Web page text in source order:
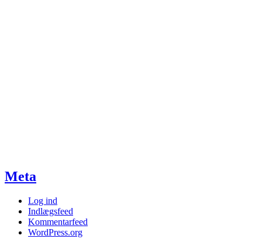
Meta
Log ind
Indlægsfeed
Kommentarfeed
WordPress.org